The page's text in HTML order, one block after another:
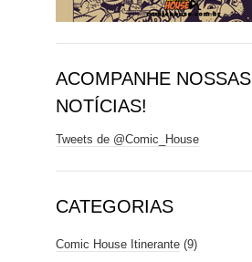
ACOMPANHE NOSSAS
NOTÍCIAS!
Tweets de @Comic_House
CATEGORIAS
Comic House Itinerante (9)